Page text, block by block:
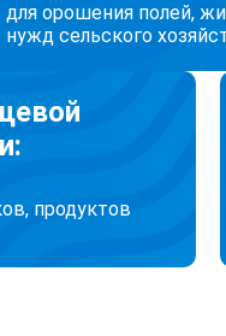
для орошения полей,
нужд сельского
продуктов